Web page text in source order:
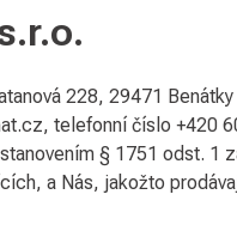
228, 29471
telefonní číslo +420
§ 1751 odst.
a Nás, jakožto